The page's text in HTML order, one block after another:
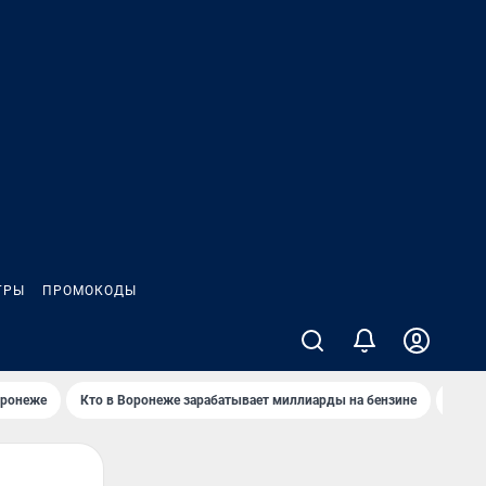
ПРОМОКОДЫ
Кто в Воронеже зарабатывает миллиарды на бензине